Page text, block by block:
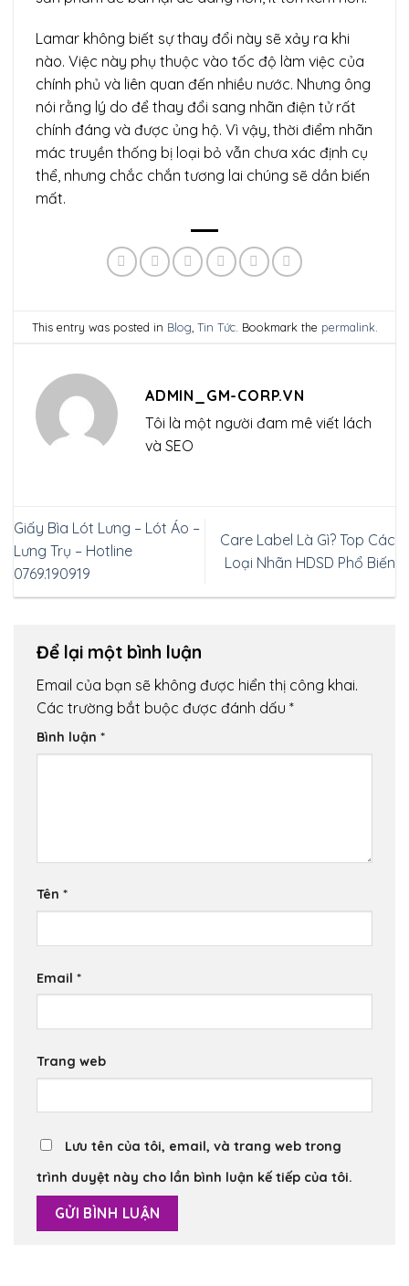
Lamar không biết sự thay đổi này sẽ xảy ra khi
nào. Việc này phụ thuộc vào tốc độ làm việc của
chính phủ và liên quan đến nhiều nước. Nhưng ông
nói rằng lý do để thay đổi sang nhãn điện tử rất
chính đáng và được ủng hộ. Vì vậy, thời điểm nhãn
mác truyền thống bị loại bỏ vẫn chưa xác định cụ
thể, nhưng chắc chắn tương lai chúng sẽ dần biến
mất.
This entry was posted in Blog Tin Tức. Bookmark the permalink
ADMIN_GM-CORP.VN
Tôi là một người đam mê viết lách
và SEO
Giấy Bìa Lót Lưng – Lót Áo –
Lưng Trụ – Hotline
0769.190919
Care Label Là Gì? Top Các
Loại Nhãn HDSD Phổ Biến
Để lại một bình luận
Email của bạn sẽ không được hiển thị công khai.
Các trường bắt buộc được đánh dấu *
Bình luận *
Tên *
Email *
Trang web
Lưu tên của tôi, email, và trang web trong
trình duyệt này cho lần bình luận kế tiếp của tôi.